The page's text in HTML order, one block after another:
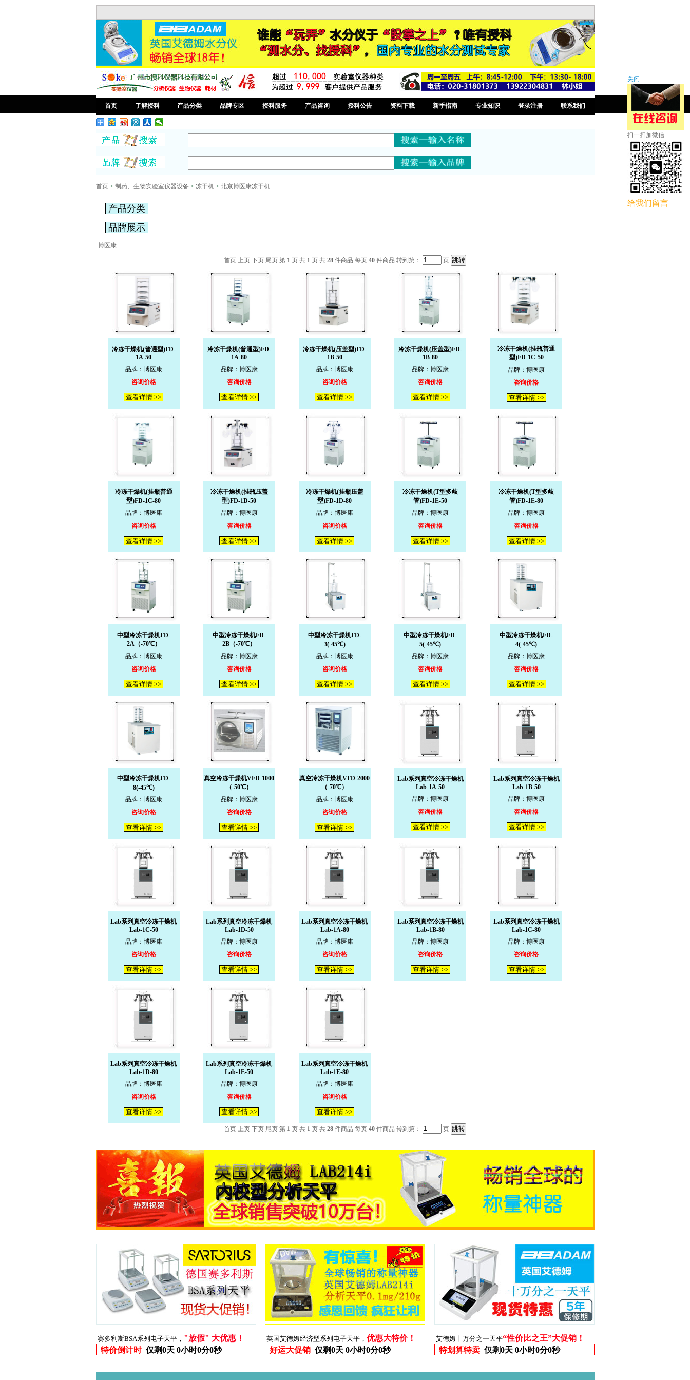
首页 了解授科 产品分类 品牌专区 授科服务 产品咨询 授科公告 资料下载 新手指南 专业知识 登录注册 联系我们
首页> 制药、生物实验室仪器设备 > 冻干机> 北京博医康冻干机
产品分类
品牌展示
博医康
首页 上页 下页 尾页 第 1 页 共 1 页 共 28 件商品 每页 40 件商品 转到第： 页
冷冻干燥机(普通型)FD-
1A-50
品牌：博医康
咨询价格
查看详情 >>
冷冻干燥机(普通型)FD-
1A-80
品牌：博医康
咨询价格
查看详情 >>
冷冻干燥机(压盖型)FD-
1B-50
品牌：博医康
咨询价格
查看详情 >>
冷冻干燥机(压盖型)FD-
1B-80
品牌：博医康
咨询价格
查看详情 >>
冷冻干燥机(挂瓶普通
型)FD-1C-50
品牌：博医康
咨询价格
查看详情 >>
冷冻干燥机(挂瓶普通
型)FD-1C-80
品牌：博医康
咨询价格
查看详情 >>
冷冻干燥机(挂瓶压盖
型)FD-1D-50
品牌：博医康
咨询价格
查看详情 >>
冷冻干燥机(挂瓶压盖
型)FD-1D-80
品牌：博医康
咨询价格
查看详情 >>
冷冻干燥机(T型多歧
管)FD-1E-50
品牌：博医康
咨询价格
查看详情 >>
冷冻干燥机(T型多歧
管)FD-1E-80
品牌：博医康
咨询价格
查看详情 >>
中型冷冻干燥机FD-
2A（-70℃）
品牌：博医康
咨询价格
查看详情 >>
中型冷冻干燥机FD-
2B（-70℃）
品牌：博医康
咨询价格
查看详情 >>
中型冷冻干燥机FD-
3(-45℃)
品牌：博医康
咨询价格
查看详情 >>
中型冷冻干燥机FD-
5(-45℃)
品牌：博医康
咨询价格
查看详情 >>
中型冷冻干燥机FD-
4(-45℃)
品牌：博医康
咨询价格
查看详情 >>
中型冷冻干燥机FD-
8(-45℃)
品牌：博医康
咨询价格
查看详情 >>
真空冷冻干燥机VFD-1000
（-50℃）
品牌：博医康
咨询价格
查看详情 >>
真空冷冻干燥机VFD-2000
（-70℃）
品牌：博医康
咨询价格
查看详情 >>
Lab系列真空冷冻干燥机
Lab-1A-50
品牌：博医康
咨询价格
查看详情 >>
Lab系列真空冷冻干燥机
Lab-1B-50
品牌：博医康
咨询价格
查看详情 >>
Lab系列真空冷冻干燥机
Lab-1C-50
品牌：博医康
咨询价格
查看详情 >>
Lab系列真空冷冻干燥机
Lab-1D-50
品牌：博医康
咨询价格
查看详情 >>
Lab系列真空冷冻干燥机
Lab-1A-80
品牌：博医康
咨询价格
查看详情 >>
Lab系列真空冷冻干燥机
Lab-1B-80
品牌：博医康
咨询价格
查看详情 >>
Lab系列真空冷冻干燥机
Lab-1C-80
品牌：博医康
咨询价格
查看详情 >>
Lab系列真空冷冻干燥机
Lab-1D-80
品牌：博医康
咨询价格
查看详情 >>
Lab系列真空冷冻干燥机
Lab-1E-50
品牌：博医康
咨询价格
查看详情 >>
Lab系列真空冷冻干燥机
Lab-1E-80
品牌：博医康
咨询价格
查看详情 >>
首页 上页 下页 尾页 第 1 页 共 1 页 共 28 件商品 每页 40 件商品 转到第： 页
赛多利斯BSA系列电子天平， "放假" 大优惠！
特价倒计时 仅剩0天 0小时0分0秒
英国艾德姆经济型系列电子天平， 优惠大特价！
好运大促销 仅剩0天 0小时0分0秒
艾德姆十万分之一天平“性价比之王”大促销！
特划算特卖 仅剩0天 0小时0分0秒
关闭
扫一扫加微信
给我们留言